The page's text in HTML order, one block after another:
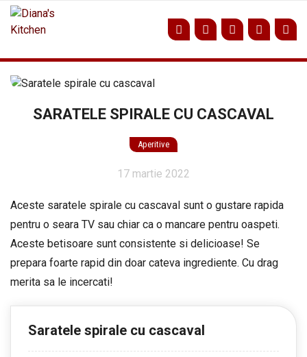
Sari
SARATELE SPIRALE CU CASCAVAL
Aperitive
17 martie 2022
Aceste saratele spirale cu cascaval sunt o gustare rapida
pentru o seara TV sau chiar ca o mancare pentru oaspeti.
Aceste betisoare sunt consistente si delicioase! Se
prepara foarte rapid din doar cateva ingrediente. Cu drag
merita sa le incercati!
Saratele spirale cu cascaval